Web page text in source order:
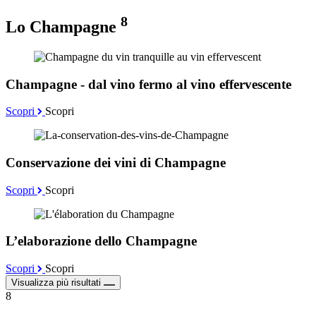
Lo Champagne 8
Champagne - dal vino fermo al vino effervescente
Scopri Scopri
Conservazione dei vini di Champagne
Scopri Scopri
L’elaborazione dello Champagne
Scopri Scopri
Visualizza più risultati
8